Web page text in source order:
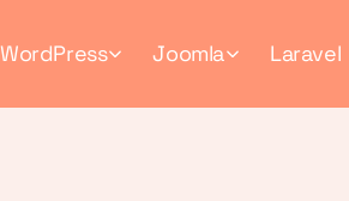
WordPress Joomla Laravel